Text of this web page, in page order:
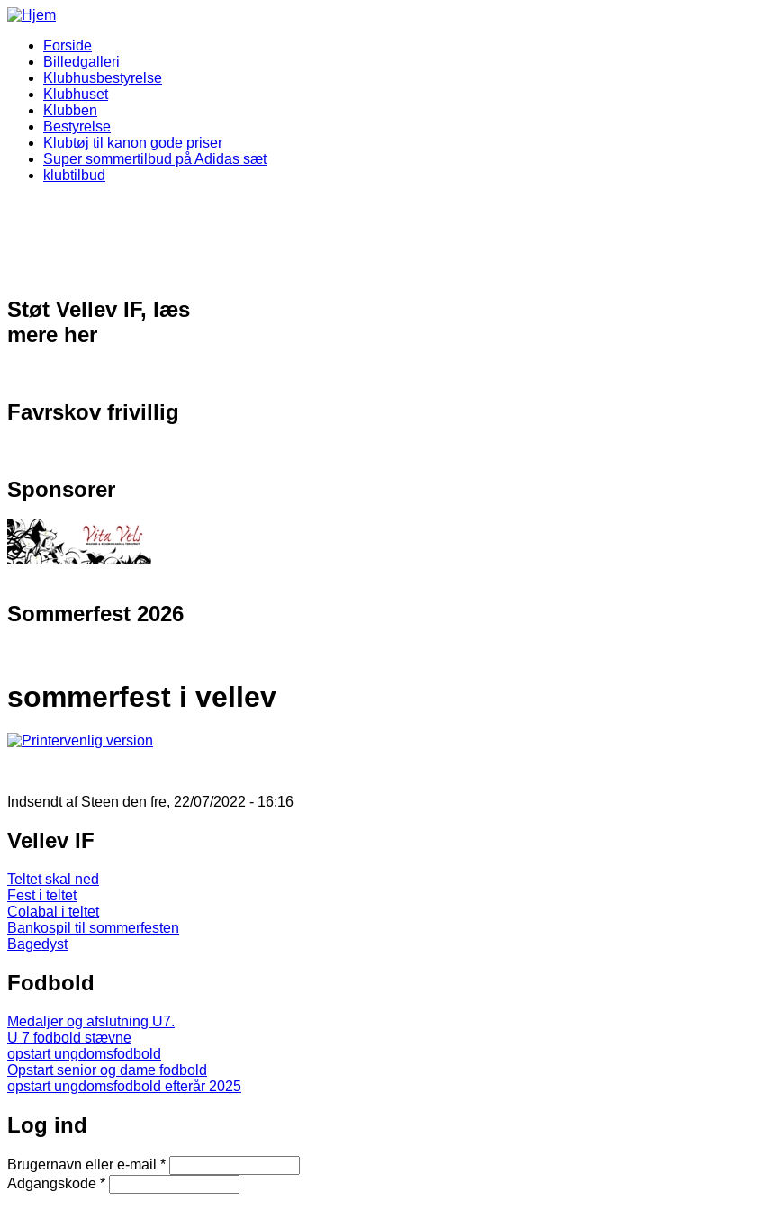
Gå til hovedindhold
Vellev IF Menu
Forside
Billedgalleri
Klubhusbestyrelse
Klubhuset
Klubben
Bestyrelse
Klubtøj til kanon gode priser
Super sommertilbud på Adidas sæt
klubtilbud
Støt Vellev IF, læs
mere her
Favrskov frivillig
Sponsorer
Sommerfest 2026
sommerfest i vellev
Indsendt af Steen den fre, 22/07/2022 - 16:16
Vellev IF
Teltet skal ned
Fest i teltet
Colabal i teltet
Bankospil til sommerfesten
Bagedyst
Fodbold
Medaljer og afslutning U7.
U 7 fodbold stævne
opstart ungdomsfodbold
Opstart senior og dame fodbold
opstart ungdomsfodbold efterår 2025
Log ind
Brugernavn eller e-mail *
Adgangskode *